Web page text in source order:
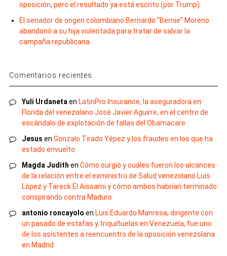
oposición, pero el resultado ya está escrito (por Trump)
El senador de origen colombiano Bernardo “Bernie” Moreno
abandonó a su hija violentada para tratar de salvar la
campaña republicana
Comentarios recientes
Yuli Urdanetaen LatinPro Insurance, la aseguradora en
Florida del venezolano José Javier Aguirre, en el centro de
escándalo de explotación de fallas del Obamacare
Jesus en Gonzalo Tirado Yépez y los fraudes en los que ha
estado envuelto
Magda Judith en Cómo surgió y cuáles fueron los alcances
de la relación entre el exministro de Salud venezolano Luis
López y Tareck El Aissami y cómo ambos habrían terminado
conspirando contra Maduro
antonio roncayolo en Luis Eduardo Manresa, dirigente con
un pasado de estafas y triquiñuelas en Venezuela, fue uno
de los asistentes a reencuentro de la oposición venezolana
en Madrid